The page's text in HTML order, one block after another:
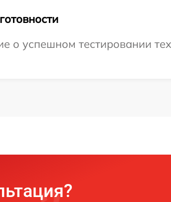
о успешном тестировании